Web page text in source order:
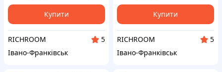
Купити
RICHROOM
5
Івано-Франківськ
Купити
RICHROOM
5
Івано-Франківськ